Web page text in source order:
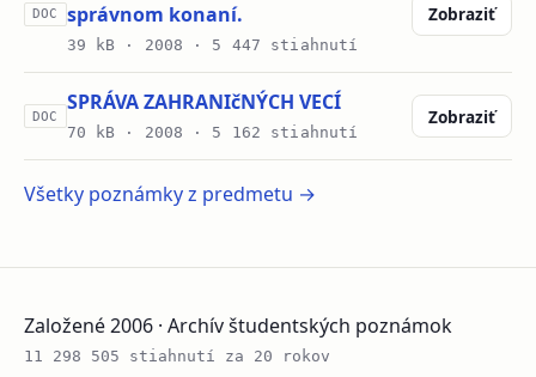
DOC
správnom konaní.
39 kB · 2008 · 5 447 stiahnutí
Zobraziť
DOC
SPRÁVA ZAHRANIčNÝCH VECÍ
70 kB · 2008 · 5 162 stiahnutí
Zobraziť
Všetky poznámky z predmetu →
Založené 2006 · Archív študentských poznámok
11 298 505 stiahnutí za 20 rokov